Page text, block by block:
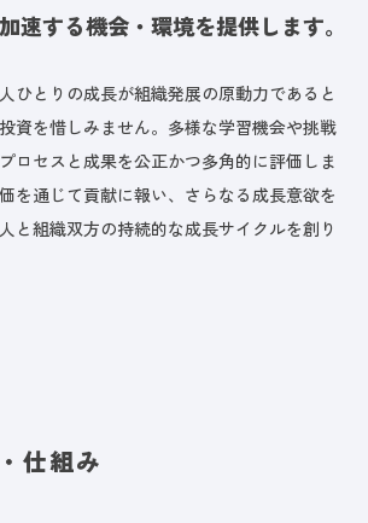
加速する機会・環境を提供します。
ひとりの成長が組織発展の原動力であると
資を惜しみません。多様な学習機会や挑戦
ロセスと成果を公正かつ多角的に評価しま
を通じて貢献に報い、さらなる成長意欲を
と組織双方の持続的な成長サイクルを創り
仕組み